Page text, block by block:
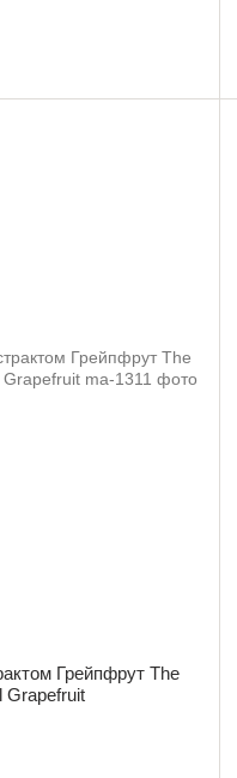
Грейпфрут The
Grapefruit